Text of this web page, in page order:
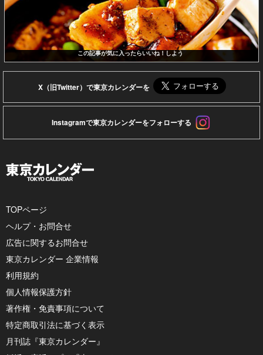
この記事が気に入ったらいいね！しよう
X（旧Twitter）で東京カレンダーを
Instagramで東京カレンダーをフォローする
TOPページ
ヘルプ・お問合せ
広告に関するお問合せ
東京カレンダー 企業情報
利用規約
個人情報保護方針
著作権・免責事項について
特定商取引法に基づく表示
月刊誌『東京カレンダー』